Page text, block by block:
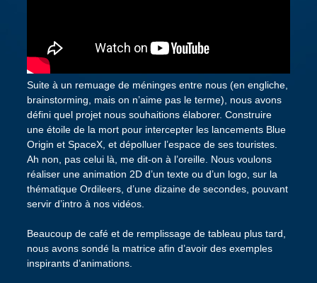
Suite à un remuage de méninges entre nous (en engliche,
brainstorming, mais on n’aime pas le terme), nous avons
défini quel projet nous souhaitions élaborer. Construire
une étoile de la mort pour intercepter les lancements Blue
Origin et SpaceX, et dépolluer l’espace de ses touristes.
Ah non, pas celui là, me dit-on à l’oreille. Nous voulons
réaliser une animation 2D d’un texte ou d’un logo, sur la
thématique Ordileers, d’une dizaine de secondes, pouvant
servir d’intro à nos vidéos.
Beaucoup de café et de remplissage de tableau plus tard,
nous avons sondé la matrice afin d’avoir des exemples
inspirants d’animations.